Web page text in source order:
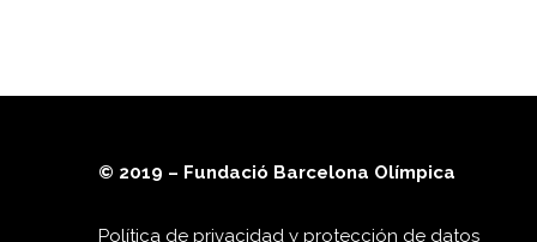
© 2019 – Fundació Barcelona Olímpica
Política de privacidad y protección de datos